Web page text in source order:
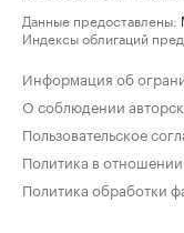
Данные предоставлены:
Индексы облигаций
Информация об
О соблюдении
Пользовательское
Политика в
Политика обработки